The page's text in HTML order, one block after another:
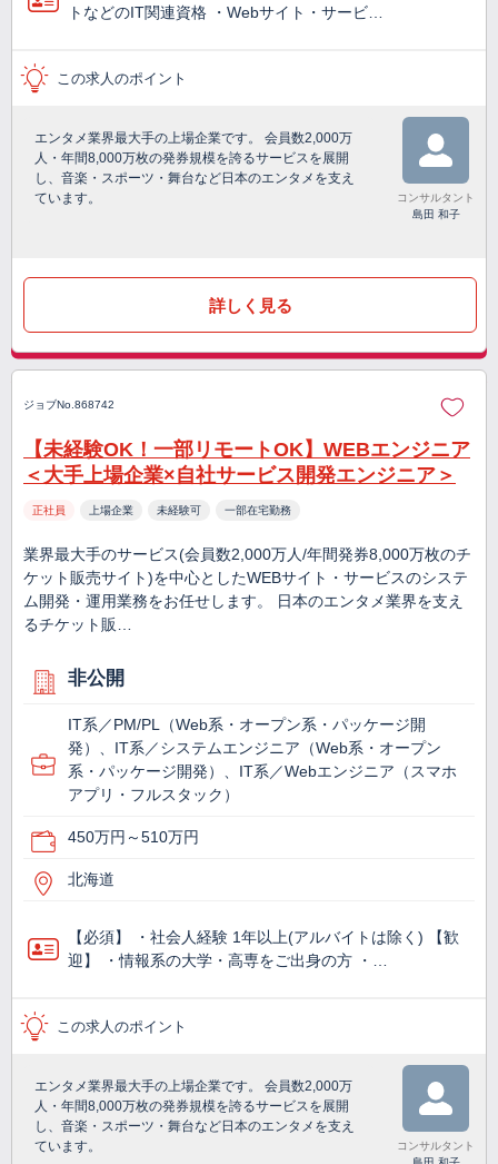
トなどのIT関連資格 ・Webサイト・サービ…
この求人のポイント
エンタメ業界最大手の上場企業です。 会員数2,000万
人・年間8,000万枚の発券規模を誇るサービスを展開
し、音楽・スポーツ・舞台など日本のエンタメを支え
ています。
コンサルタント
島田 和子
詳しく見る
ジョブNo.868742
【未経験OK！一部リモートOK】WEBエンジニア
＜大手上場企業×自社サービス開発エンジニア＞
正社員 上場企業 未経験可 一部在宅勤務
業界最大手のサービス(会員数2,000万人/年間発券8,000万枚のチ
ケット販売サイト)を中心としたWEBサイト・サービスのシステ
ム開発・運用業務をお任せします。 日本のエンタメ業界を支え
るチケット販…
非公開
IT系／PM/PL（Web系・オープン系・パッケージ開
発）、IT系／システムエンジニア（Web系・オープン
系・パッケージ開発）、IT系／Webエンジニア（スマホ
アプリ・フルスタック）
450万円～510万円
北海道
【必須】 ・社会人経験 1年以上(アルバイトは除く) 【歓
迎】 ・情報系の大学・高専をご出身の方 ・…
この求人のポイント
エンタメ業界最大手の上場企業です。 会員数2,000万
人・年間8,000万枚の発券規模を誇るサービスを展開
し、音楽・スポーツ・舞台など日本のエンタメを支え
ています。
コンサルタント